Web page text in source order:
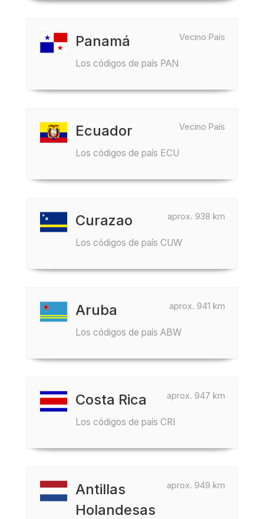
Vecino País
Panamá
Los códigos de país PAN
Vecino País
Ecuador
Los códigos de país ECU
aprox. 938 km
Curazao
Los códigos de país CUW
aprox. 941 km
Aruba
Los códigos de país ABW
aprox. 947 km
Costa Rica
Los códigos de país CRI
aprox. 949 km
Antillas
Holandesas